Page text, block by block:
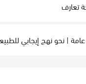
تعارف
| نحو نهج إيجابي